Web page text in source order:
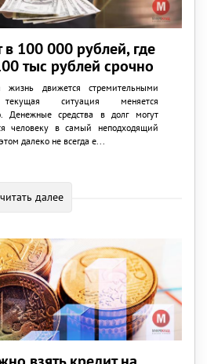
в 100 000 рублей, где
тыс рублей срочно
жизнь движется стремительными
ситуация меняется
Денежные средства в долг могут
человеку в самый неподходящий
далеко не всегда е...
читать далее